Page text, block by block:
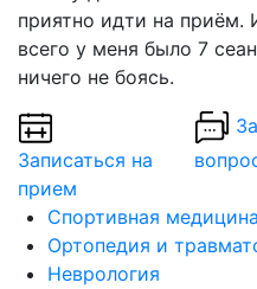
приятно идти на приём.
всего у меня было 7
ничего не боясь.
Записаться на
прием
Спортивная медицина
Ортопедия и
Неврология